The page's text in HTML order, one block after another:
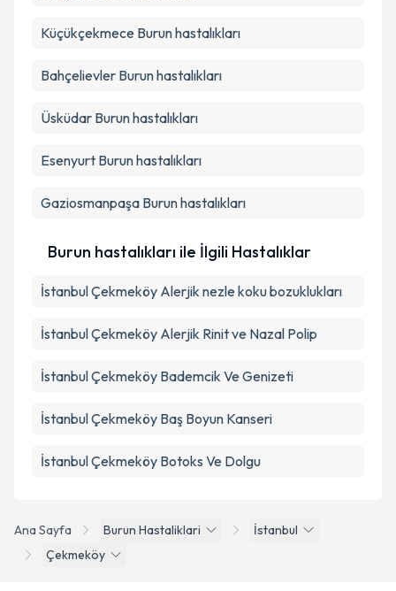
Ana Sayfa Burun Hastaliklari
İstanbul
Çekmeköy
Küçükçekmece Burun hastalıkları
Bahçelievler Burun hastalıkları
Üsküdar Burun hastalıkları
Esenyurt Burun hastalıkları
Gaziosmanpaşa Burun hastalıkları
Burun hastalıkları ile İlgili Hastalıklar
İstanbul Çekmeköy Alerjik nezle koku bozuklukları
İstanbul Çekmeköy Alerjik Rinit ve Nazal Polip
İstanbul Çekmeköy Bademcik Ve Genizeti
İstanbul Çekmeköy Baş Boyun Kanseri
İstanbul Çekmeköy Botoks Ve Dolgu